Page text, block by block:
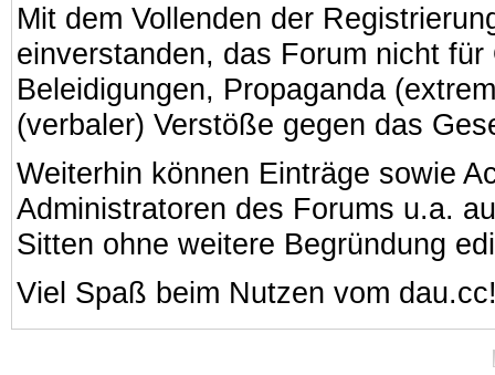
Mit dem Vollenden der
einverstanden, das Forum nicht
Beleidigungen, Propaganda
(verbaler) Verstöße gegen das
Weiterhin können Einträge sowie
Administratoren des Forums u.a.
Sitten ohne weitere Begründung
Viel Spaß beim Nutzen vom